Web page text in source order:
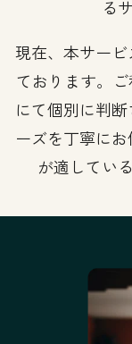
る
現在、本サー
ております。
にて個別に判
ーズを丁寧に
が適してい